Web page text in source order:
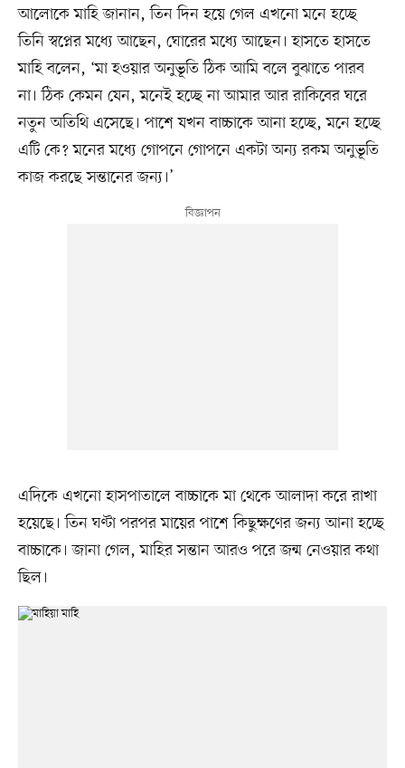
আলোকে মাহি জানান, তিন দিন হয়ে গেল এখনো মনে হচ্ছে
তিনি স্বপ্নের মধ্যে আছেন, ঘোরের মধ্যে আছেন। হাসতে হাসতে
মাহি বলেন, ‘মা হওয়ার অনুভূতি ঠিক আমি বলে বুঝাতে পারব
না। ঠিক কেমন যেন, মনেই হচ্ছে না আমার আর রাকিবের ঘরে
নতুন অতিথি এসেছে। পাশে যখন বাচ্চাকে আনা হচ্ছে, মনে হচ্ছে
এটি কে? মনের মধ্যে গোপনে গোপনে একটা অন্য রকম অনুভূতি
কাজ করছে সন্তানের জন্য।’
এদিকে এখনো হাসপাতালে বাচ্চাকে মা থেকে আলাদা করে রাখা
হয়েছে। তিন ঘণ্টা পরপর মায়ের পাশে কিছুক্ষণের জন্য আনা হচ্ছে
বাচ্চাকে। জানা গেল, মাহির সন্তান আরও পরে জন্ম নেওয়ার কথা
ছিল।